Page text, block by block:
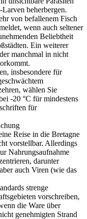
beherbergen.
von befallenem Fisch
wenn auch seltener
Beliebtheit
Ein weiterer
manchmal in nicht
insbesondere für
wählen Sie
-20 °C für mindestens
für
Reise in die Bretagne
vorstellbar. Allerdings
Nahrungsaufnahme
darunter
auch Viren (wie das
strenge
vorschreiben,
die Ware über
genehmigten Strand